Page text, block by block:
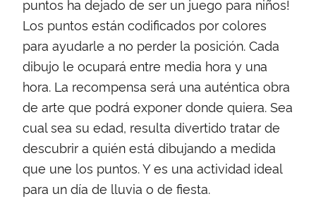
puntos ha dejado de ser un juego para niños!
Los puntos están codificados por colores
para ayudarle a no perder la posición. Cada
dibujo le ocupará entre media hora y una
hora. La recompensa será una auténtica obra
de arte que podrá exponer donde quiera. Sea
cual sea su edad, resulta divertido tratar de
descubrir a quién está dibujando a medida
que une los puntos. Y es una actividad ideal
para un día de lluvia o de fiesta.